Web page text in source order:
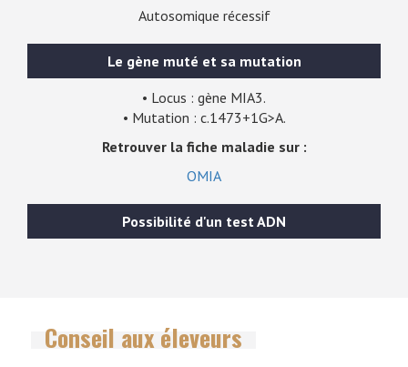
Autosomique récessif
Le gène muté et sa mutation
• Locus : gène MIA3.
• Mutation : c.1473+1G>A.
Retrouver la fiche maladie sur :
OMIA
Possibilité d'un test ADN
Conseil aux éleveurs